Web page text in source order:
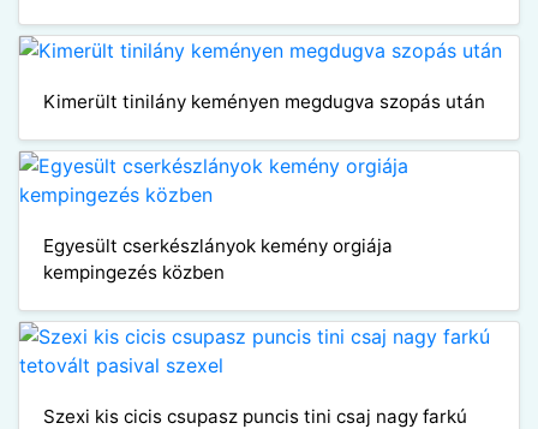
Kimerült tinilány keményen megdugva szopás után
Egyesült cserkészlányok kemény orgiája
kempingezés közben
Szexi kis cicis csupasz puncis tini csaj nagy farkú